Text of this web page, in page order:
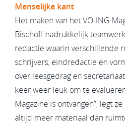
Menselijke kant
Het maken van het VO-ING
Bischoff nadrukkelijk
redactie waarin verschillende
schrijvers, eindredactie en
over leesgedrag en
keer weer leuk om te
Magazine is ontvangen”, legt
altijd meer materiaal dan